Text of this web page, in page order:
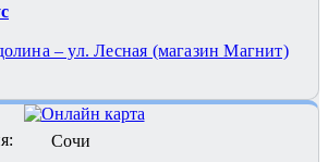
– ул. Лесная (магазин Магнит)
Сочи